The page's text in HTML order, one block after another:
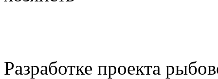
Разработке проекта